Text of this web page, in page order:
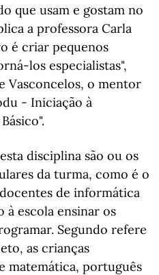
que usam e gostam no
a professora Carla
é criar pequenos
los especialistas",
Vasconcelos, o mentor
- Iniciação à
disciplina são ou os
da turma, como é o
de informática
à escola ensinar os
Segundo refere
as crianças
matemática, português